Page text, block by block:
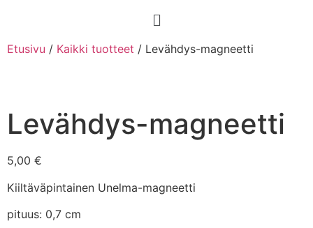
Etusivu / Kaikki tuotteet / Levähdys-magneetti
Levähdys-magneetti
5,00 €
Kiiltäväpintainen Unelma-magneetti
pituus: 0,7 cm